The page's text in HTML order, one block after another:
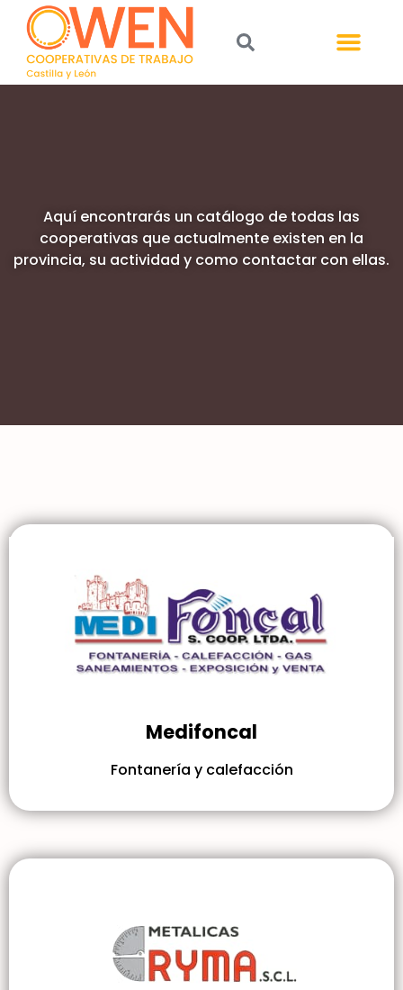
Aquí encontrarás un catálogo de todas las
cooperativas que actualmente existen en la
provincia, su actividad y como contactar con ellas.
Medifoncal
Fontanería y calefacción